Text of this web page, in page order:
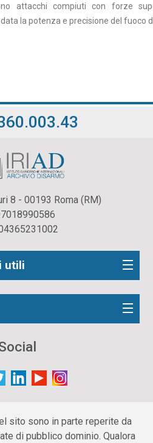
attacchi compiuti con forze
la potenza e precisione del fuoco
8 - 00193 Roma (RM)
utili
sito sono in parte reperite da
di pubblico dominio. Qualora